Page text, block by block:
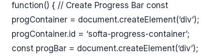
function() { // Create Progress Bar const
progContainer = document.createElement(‘div’);
progContainer.id = ‘softa-progress-container’;
const progBar = document.createElement(‘div’);